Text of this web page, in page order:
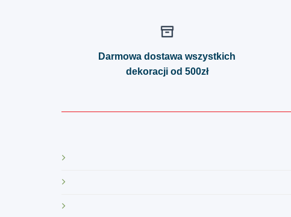
wariantów.
można
wybrać
produktu
Darmowa dostawa wszystkich
dekoracji od 500zł